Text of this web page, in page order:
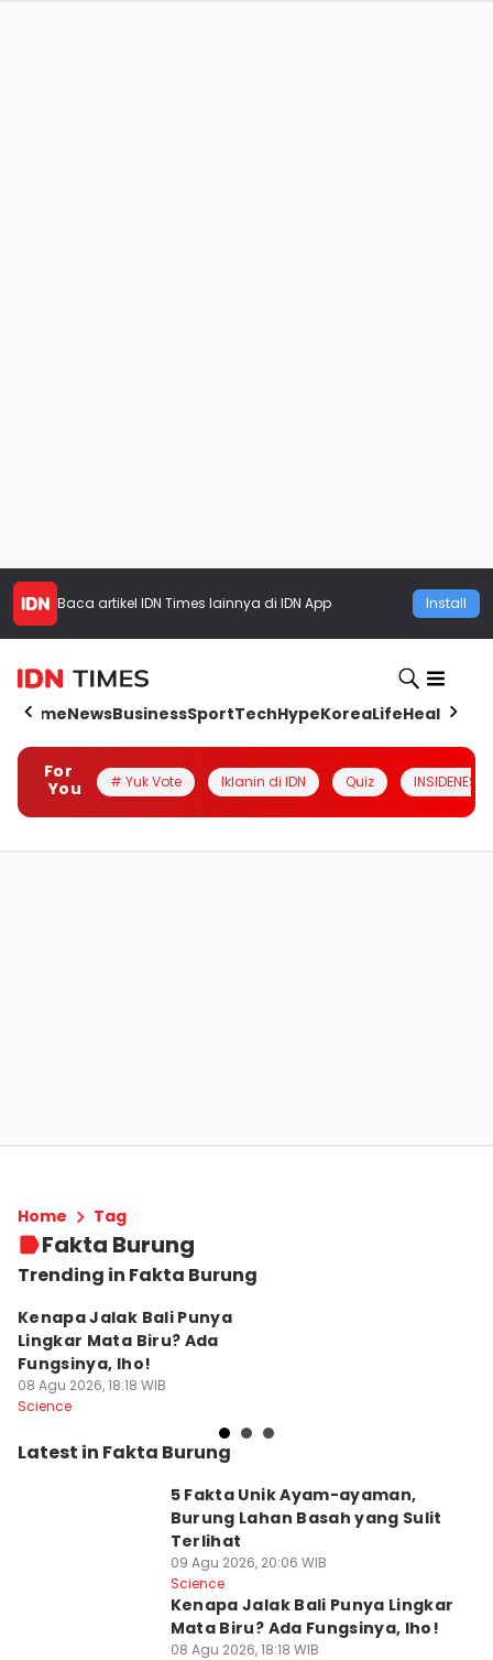
Baca artikel IDN Times lainnya di IDN App Install
HomeNewsBusinessSportTechHypeKoreaLifeHealth
For
You
# Yuk Vote Iklanin di IDN Quiz INSIDENESIA
Home Tag
Fakta Burung
Trending in Fakta Burung
Kenapa Jalak Bali Punya
Lingkar Mata Biru? Ada
Fungsinya, lho!
08 Agu 2026, 18:18 WIB
Science
Latest in Fakta Burung
5 Fakta Unik Ayam-ayaman,
Burung Lahan Basah yang Sulit
Terlihat
09 Agu 2026, 20:06 WIB
Science
Kenapa Jalak Bali Punya Lingkar
Mata Biru? Ada Fungsinya, lho!
08 Agu 2026, 18:18 WIB